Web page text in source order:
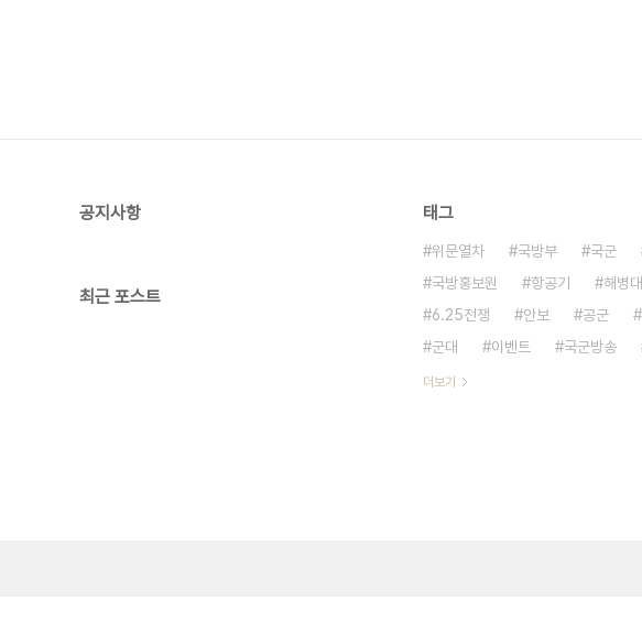
공지사항
최근 포스트
태그
위문열차 국방부 국군
국방홍보원
항공기 해병대
6.25전쟁
안보 공군
군대
이벤트 국군방송
더보기